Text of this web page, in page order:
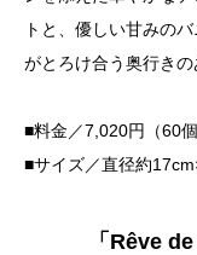
トと、優しい甘みの
がとろけ合う奥行きの
■料金／7,020円（60
■サイズ／直径約
「Rêve